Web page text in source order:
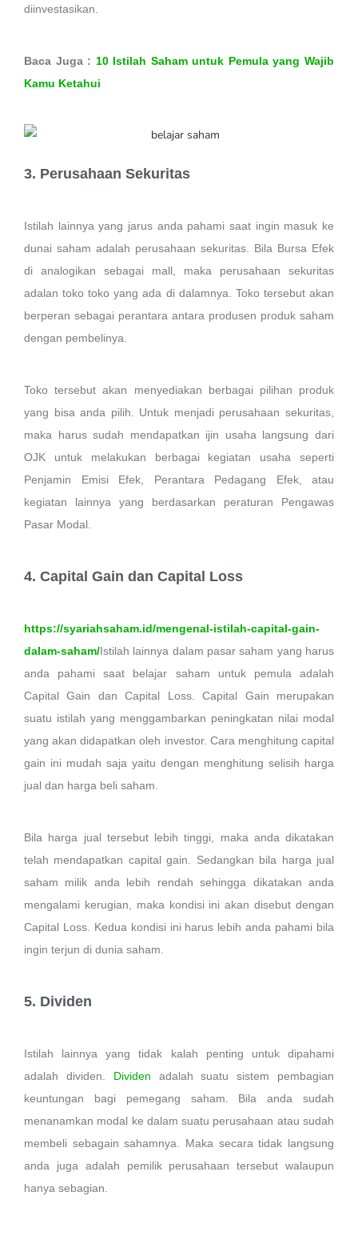
diinvestasikan.
Baca Juga : 10 Istilah Saham untuk Pemula yang Wajib
Kamu Ketahui
3. Perusahaan Sekuritas
Istilah lainnya yang jarus anda pahami saat ingin masuk ke
dunai saham adalah perusahaan sekuritas. Bila Bursa Efek
di analogikan sebagai mall, maka perusahaan sekuritas
adalan toko toko yang ada di dalamnya. Toko tersebut akan
berperan sebagai perantara antara produsen produk saham
dengan pembelinya.
Toko tersebut akan menyediakan berbagai pilihan produk
yang bisa anda pilih. Untuk menjadi perusahaan sekuritas,
maka harus sudah mendapatkan ijin usaha langsung dari
OJK untuk melakukan berbagai kegiatan usaha seperti
Penjamin Emisi Efek, Perantara Pedagang Efek, atau
kegiatan lainnya yang berdasarkan peraturan Pengawas
Pasar Modal.
4. Capital Gain dan Capital Loss
https://syariahsaham.id/mengenal-istilah-capital-gain-
dalam-saham/Istilah lainnya dalam pasar saham yang harus
anda pahami saat belajar saham untuk pemula adalah
Capital Gain dan Capital Loss. Capital Gain merupakan
suatu istilah yang menggambarkan peningkatan nilai modal
yang akan didapatkan oleh investor. Cara menghitung capital
gain ini mudah saja yaitu dengan menghitung selisih harga
jual dan harga beli saham.
Bila harga jual tersebut lebih tinggi, maka anda dikatakan
telah mendapatkan capital gain. Sedangkan bila harga jual
saham milik anda lebih rendah sehingga dikatakan anda
mengalami kerugian, maka kondisi ini akan disebut dengan
Capital Loss. Kedua kondisi ini harus lebih anda pahami bila
ingin terjun di dunia saham.
5. Dividen
Istilah lainnya yang tidak kalah penting untuk dipahami
adalah dividen. Dividen adalah suatu sistem pembagian
keuntungan bagi pemegang saham. Bila anda sudah
menanamkan modal ke dalam suatu perusahaan atau sudah
membeli sebagain sahamnya. Maka secara tidak langsung
anda juga adalah pemilik perusahaan tersebut walaupun
hanya sebagian.